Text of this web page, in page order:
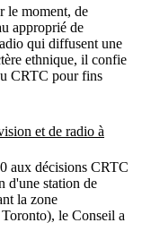
le moment, de
approprié de
qui diffusent une
ethnique, il confie
CRTC pour fins
et de radio à
aux décisions CRTC
d'une station de
la zone
le Conseil a